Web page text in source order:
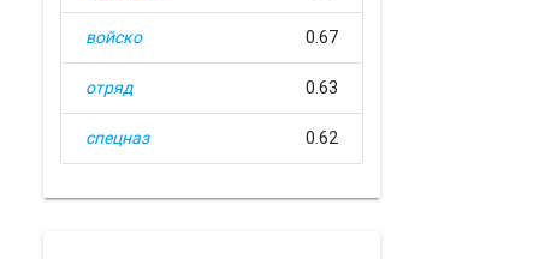
войско 0.67
отряд 0.63
спецназ 0.62